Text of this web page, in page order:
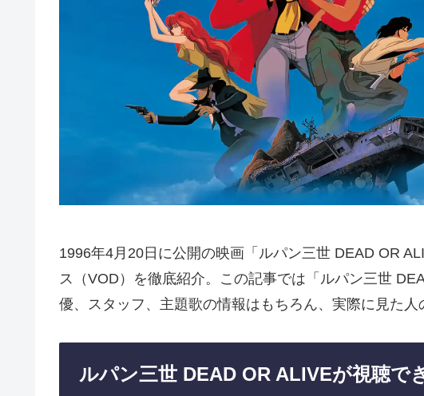
1996年4月20日に公開の映画「ルパン三世 DEAD OR
ス（VOD）を徹底紹介。この記事では「ルパン三世
優、スタッフ、主題歌の情報はもちろん、実際に見た人
ルパン三世 DEAD OR ALIVEが視聴で